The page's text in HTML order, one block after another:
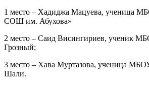
1 место – Хадиджа Мацуева, ученица
СОШ им. Абухова»
2 место – Саид Висингириев, ученик
Грозный;
3 место – Хава Муртазова, ученица
Шали.